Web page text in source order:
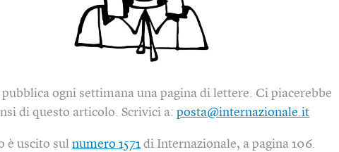
ogni settimana una pagina di lettere. Ci piacerebbe
di questo articolo. Scrivici a:posta@internazionale.it
è uscito sulnumero 1571 di Internazionale, a pagina 106.